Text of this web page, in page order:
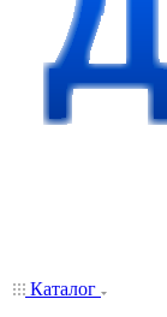
Каталог